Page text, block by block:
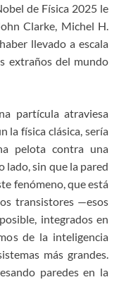
de Física 2025 le
Clarke, Michel H.
llevado a escala
extraños del mundo
partícula atraviesa
la física clásica, sería
pelota contra una
lado, sin que la pared
fenómeno, que está
transistores —esos
integrados en
de la inteligencia
más grandes.
paredes en la